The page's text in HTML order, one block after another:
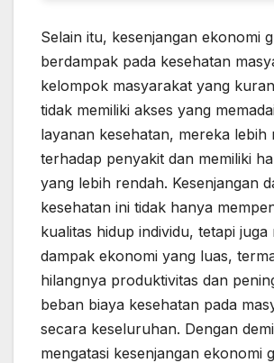
Selain itu, kesenjangan ekonomi
berdampak pada kesehatan
kelompok masyarakat yang
tidak memiliki akses yang
layanan kesehatan, mereka lebih
terhadap penyakit dan memiliki
yang lebih rendah. Kesenjangan
kesehatan ini tidak hanya
kualitas hidup individu, tetapi juga
dampak ekonomi yang luas,
hilangnya produktivitas dan
beban biaya kesehatan pada
secara keseluruhan. Dengan
mengatasi kesenjangan ekonomi